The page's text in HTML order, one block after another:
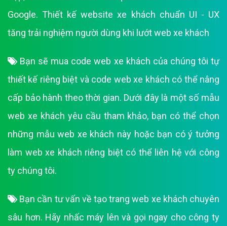
Google. Thiết kế website xe khách chuẩn UI - UX
tăng trải nghiệm người dùng khi lướt web xe khách
Bạn sẽ mua code web xe khách của chúng tôi tự
thiết kế riêng biệt và code web xe khách có thể nâng
cấp bảo hành theo thời gian. Dưới đây là một số mẫu
web xe khách yêu cầu tham khảo, bạn có thể chọn
những mẫu web xe khách này hoặc bạn có ý tưởng
làm web xe khách riêng biệt có thể liên hệ với công
ty chúng tôi.
Bạn cần tư vấn về tạo trang web xe khách chuyên
sâu hơn. Hãy nhấc máy lên và gọi ngay cho công ty